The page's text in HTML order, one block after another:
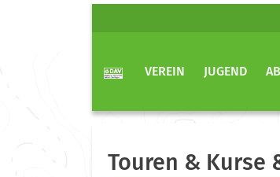
VEREIN JUGEND
Touren & Kurse